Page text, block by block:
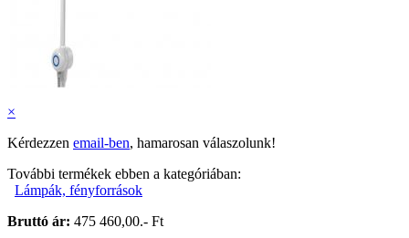
×
Kérdezzen email-ben, hamarosan válaszolunk!
További termékek ebben a kategóriában:
Lámpák, fényforrások
Bruttó ár: 475 460,00.- Ft